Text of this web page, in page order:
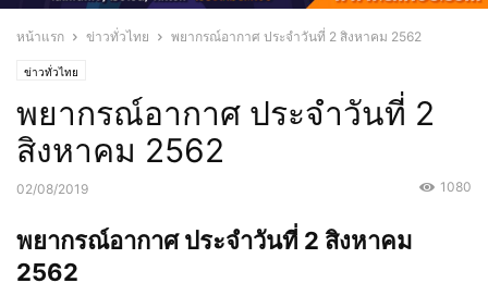
หน้าแรก ข่าวทั่วไทย พยากรณ์อากาศ ประจำวันที่ 2 สิงหาคม 2562
ข่าวทั่วไทย
พยากรณ์อากาศ ประจำวันที่ 2
สิงหาคม 2562
02/08/2019 1080
พยากรณ์อากาศ ประจำวันที่ 2 สิงหาคม
2562